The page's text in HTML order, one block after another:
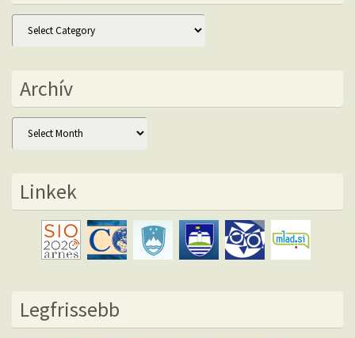
Kategóriák
Archív
Archív
Linkek
Legfrissebb